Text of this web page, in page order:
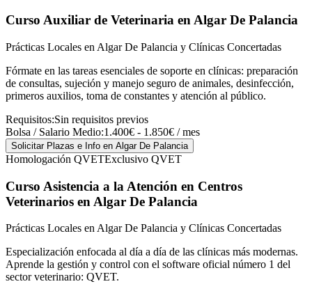
Curso Auxiliar de Veterinaria en Algar De Palancia
Prácticas Locales en Algar De Palancia y Clínicas Concertadas
Fórmate en las tareas esenciales de soporte en clínicas: preparación
de consultas, sujeción y manejo seguro de animales, desinfección,
primeros auxilios, toma de constantes y atención al público.
Requisitos:Sin requisitos previos
Bolsa / Salario Medio:1.400€ - 1.850€ / mes
Solicitar Plazas e Info en Algar De Palancia
Homologación QVETExclusivo QVET
Curso Asistencia a la Atención en Centros
Veterinarios en Algar De Palancia
Prácticas Locales en Algar De Palancia y Clínicas Concertadas
Especialización enfocada al día a día de las clínicas más modernas.
Aprende la gestión y control con el software oficial número 1 del
sector veterinario: QVET.